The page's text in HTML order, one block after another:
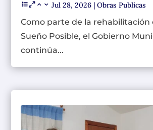
Jul 28, 2026 |Obras Publicas
Como parte de la rehabilitación
Sueño Posible, el Gobierno
continúa...